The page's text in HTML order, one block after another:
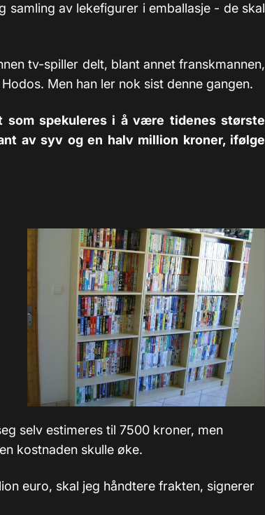
samling av lekefigurer i emballasje - de skal
tv-spiller delt, blant annet franskmannen,
Men han ler nok sist denne gangen.
som spekuleres i å være tidenes største
av syv og en halv million kroner, ifølge
selv estimeres til 7500 kroner, men
kostnaden skulle øke.
euro, skal jeg håndtere frakten, signerer